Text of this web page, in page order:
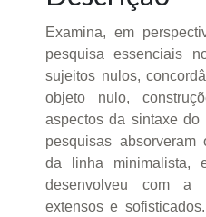
Examina, em
pesquisa essenciais
sujeitos nulos,
objeto nulo,
aspectos da sintaxe do
pesquisas absorveram
da linha minimalista,
desenvolveu com a
extensos e